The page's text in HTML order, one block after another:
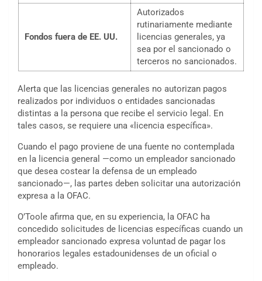
Fondos fuera de EE. UU.
Autorizados
rutinariamente mediante
licencias generales, ya
sea por el sancionado o
terceros no sancionados.
Alerta que las licencias generales no autorizan pagos
realizados por individuos o entidades sancionadas
distintas a la persona que recibe el servicio legal. En
tales casos, se requiere una «licencia específica».
Cuando el pago proviene de una fuente no contemplada
en la licencia general —como un empleador sancionado
que desea costear la defensa de un empleado
sancionado—, las partes deben solicitar una autorización
expresa a la OFAC.
O’Toole afirma que, en su experiencia, la OFAC ha
concedido solicitudes de licencias específicas cuando un
empleador sancionado expresa voluntad de pagar los
honorarios legales estadounidenses de un oficial o
empleado.